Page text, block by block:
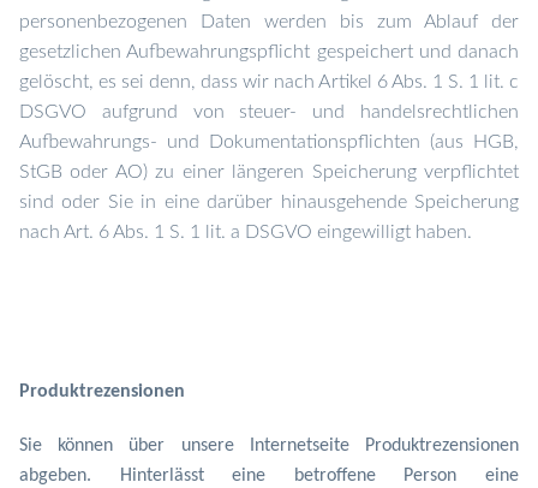
personenbezogenen Daten werden bis zum Ablauf der
gesetzlichen Aufbewahrungspflicht gespeichert und danach
gelöscht, es sei denn, dass wir nach Artikel 6 Abs. 1 S. 1 lit. c
DSGVO aufgrund von steuer- und handelsrechtlichen
Aufbewahrungs- und Dokumentationspflichten (aus HGB,
StGB oder AO) zu einer längeren Speicherung verpflichtet
sind oder Sie in eine darüber hinausgehende Speicherung
nach Art. 6 Abs. 1 S. 1 lit. a DSGVO eingewilligt haben.
Produktrezensionen
Sie können über unsere Internetseite Produktrezensionen
abgeben. Hinterlässt eine betroffene Person eine